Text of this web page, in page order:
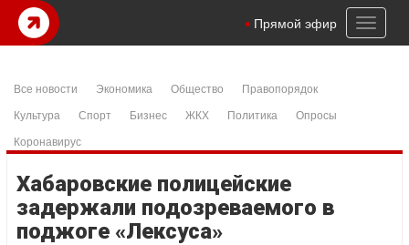
Toggle
Прямой эфир
Все новости Экономика Общество
Правопорядок
Культура
Спорт Бизнес ЖКХ Политика
Опросы
Коронавирус
Хабаровские полицейские
задержали подозреваемого в
поджоге «Лексуса»